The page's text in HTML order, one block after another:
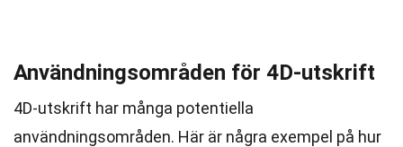
Användningsområden för 4D-utskrift
4D-utskrift har många potentiella
användningsområden. Här är några exempel på hur